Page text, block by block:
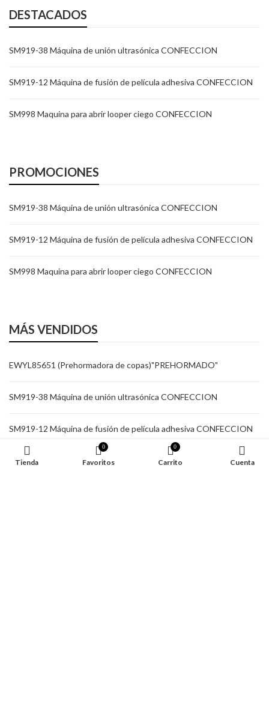
DESTACADOS
SM919-38 Máquina de unión ultrasónica CONFECCION
SM919-12 Máquina de fusión de película adhesiva CONFECCION
SM998 Maquina para abrir looper ciego CONFECCION
PROMOCIONES
SM919-38 Máquina de unión ultrasónica CONFECCION
SM919-12 Máquina de fusión de película adhesiva CONFECCION
SM998 Maquina para abrir looper ciego CONFECCION
MÁS VENDIDOS
EWYL85651 (Prehormadora de copas)"PREHORMADO"
SM919-38 Máquina de unión ultrasónica CONFECCION
SM919-12 Máquina de fusión de película adhesiva CONFECCION
Tienda
0
Favoritos
0
Carrito Cuenta